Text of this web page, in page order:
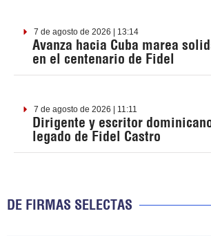
7 de agosto de 2026 | 13:14
Avanza hacia Cuba marea
en el centenario de Fidel
7 de agosto de 2026 | 11:11
Dirigente y escritor
legado de Fidel Castro
DE FIRMAS SELECTAS